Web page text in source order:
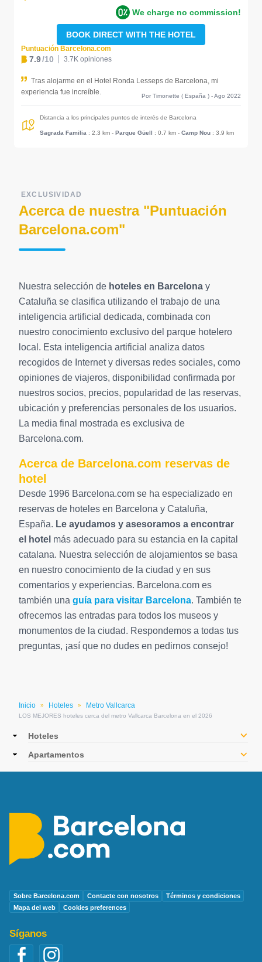
Inicio » Hoteles » Metro Vallcarca
LOS MEJORES hoteles cerca del metro Vallcarca Barcelona en el 2026
We charge no commission!
BOOK DIRECT WITH THE HOTEL
Puntuación Barcelona.com
7.9/10 3.7K opiniones
Tras alojarme en el Hotel Ronda Lesseps de Barcelona, mi
experiencia fue increíble.
Por Timonette ( España ) - Ago 2022
Distancia a los principales puntos de interés de Barcelona
Sagrada Familia : 2.3 km - Parque Güell : 0.7 km - Camp Nou : 3.9 km
EXCLUSIVIDAD
Acerca de nuestra "Puntuación
Barcelona.com"
Nuestra selección de hoteles en Barcelona y
Cataluña se clasifica utilizando el trabajo de una
inteligencia artificial dedicada, combinada con
nuestro conocimiento exclusivo del parque hotelero
local. Esta inteligencia artificial analiza datos
recogidos de Internet y diversas redes sociales, como
opiniones de viajeros, disponibilidad confirmada por
nuestros socios, precios, popularidad de las reservas,
ubicación y preferencias personales de los usuarios.
La media final mostrada es exclusiva de
Barcelona.com.
Acerca de Barcelona.com reservas de
hotel
Desde 1996 Barcelona.com se ha especializado en
reservas de hoteles en Barcelona y Cataluña,
España. Le ayudamos y asesoramos a encontrar
el hotel más adecuado para su estancia en la capital
catalana. Nuestra selección de alojamientos se basa
en nuestro conocimiento de la ciudad y en sus
comentarios y experiencias. Barcelona.com es
también una guía para visitar Barcelona. También te
ofrecemos las entradas para todos los museos y
monumentos de la ciudad. Respondemos a todas tus
preguntas, ¡así que no dudes en pedirnos consejo!
MainHoteles
Apartamentos
Sobre Barcelona.com Contacte con nosotros
Términos y condiciones
Mapa del web
Cookies preferences
Síganos